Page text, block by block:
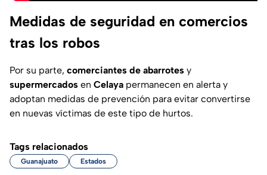
Medidas de seguridad en comercios
tras los robos
Por su parte, comerciantes de abarrotes y
supermercados en Celaya permanecen en alerta y
adoptan medidas de prevención para evitar convertirse
en nuevas víctimas de este tipo de hurtos.
Tags relacionados
Guanajuato Estados